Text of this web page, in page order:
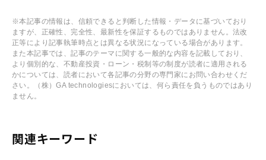
※本記事の情報は、信頼できると判断した情報・データに基づいており
ますが、正確性、完全性、最新性を保証するものではありません。法改
正等により記事執筆時点とは異なる状況になっている場合があります。
また本記事では、記事のテーマに関する一般的な内容を記載しており、
より個別的な、不動産投資・ローン・税制等の制度が読者に適用される
かについては、読者において各記事の分野の専門家にお問い合わせくだ
さい。（株）GA technologiesにおいては、何ら責任を負うものではあり
ません。
関連キーワード